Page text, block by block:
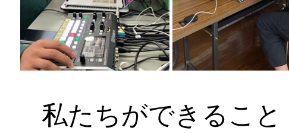
私たちができること